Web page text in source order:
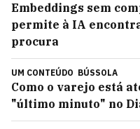
Embeddings sem
permite à IA
procura
UM CONTEÚDO BÚSSOLA
Como o varejo está
"último minuto" no